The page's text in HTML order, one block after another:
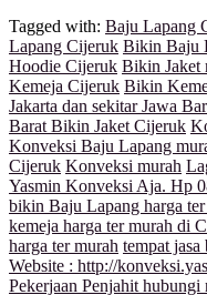
Tagged with: Baju Lapang
Lapang Cijeruk Bikin Baju
Hoodie Cijeruk Bikin Jaket
Kemeja Cijeruk Bikin
Jakarta dan sekitar Jawa
Barat Bikin Jaket Cijeruk
Konveksi Baju Lapang
Cijeruk Konveksi murah
Yasmin Konveksi Aja. Hp
bikin Baju Lapang harga
kemeja harga ter murah di
harga ter murah tempat
Website : http://
Pekerjaan Penjahit hubungi